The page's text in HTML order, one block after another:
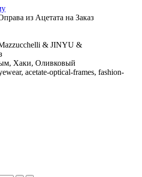
из Ацетата на Заказ
& JINYU &
Хаки, Оливковый
acetate-optical-frames, fashion-